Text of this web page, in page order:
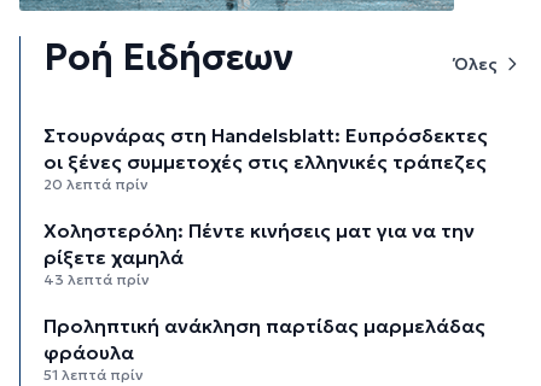
Ροή Ειδήσεων Όλες
Στουρνάρας στη Handelsblatt: Ευπρόσδεκτες
οι ξένες συμμετοχές στις ελληνικές τράπεζες
20 λεπτά πρίν
Χοληστερόλη: Πέντε κινήσεις ματ για να την
ρίξετε χαμηλά
43 λεπτά πρίν
Προληπτική ανάκληση παρτίδας μαρμελάδας
φράουλα
51 λεπτά πρίν